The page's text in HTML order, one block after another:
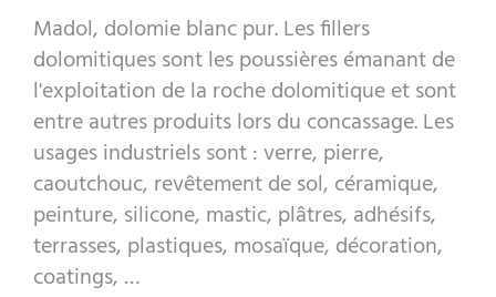
Madol, dolomie blanc pur. Les fillers
dolomitiques sont les poussières émanant de
l'exploitation de la roche dolomitique et sont
entre autres produits lors du concassage. Les
usages industriels sont : verre, pierre,
caoutchouc, revêtement de sol, céramique,
peinture, silicone, mastic, plâtres, adhésifs,
terrasses, plastiques, mosaïque, décoration,
coatings, …